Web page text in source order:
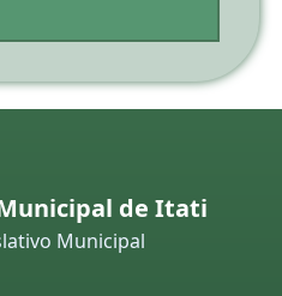
de Itati
Municipal